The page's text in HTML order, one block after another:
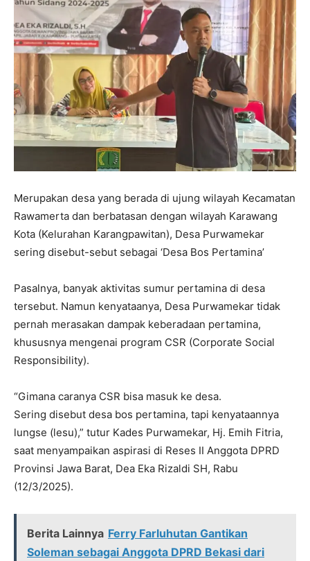
Merupakan desa yang berada di ujung wilayah Kecamatan
Rawamerta dan berbatasan dengan wilayah Karawang
Kota (Kelurahan Karangpawitan), Desa Purwamekar
sering disebut-sebut sebagai ‘Desa Bos Pertamina’
Pasalnya, banyak aktivitas sumur pertamina di desa
tersebut. Namun kenyataanya, Desa Purwamekar tidak
pernah merasakan dampak keberadaan pertamina,
khususnya mengenai program CSR (Corporate Social
Responsibility).
“Gimana caranya CSR bisa masuk ke desa.
Sering disebut desa bos pertamina, tapi kenyataannya
lungse (lesu),” tutur Kades Purwamekar, Hj. Emih Fitria,
saat menyampaikan aspirasi di Reses II Anggota DPRD
Provinsi Jawa Barat, Dea Eka Rizaldi SH, Rabu
(12/3/2025).
Berita Lainnya Ferry Farluhutan Gantikan
Soleman sebagai Anggota DPRD Bekasi dari